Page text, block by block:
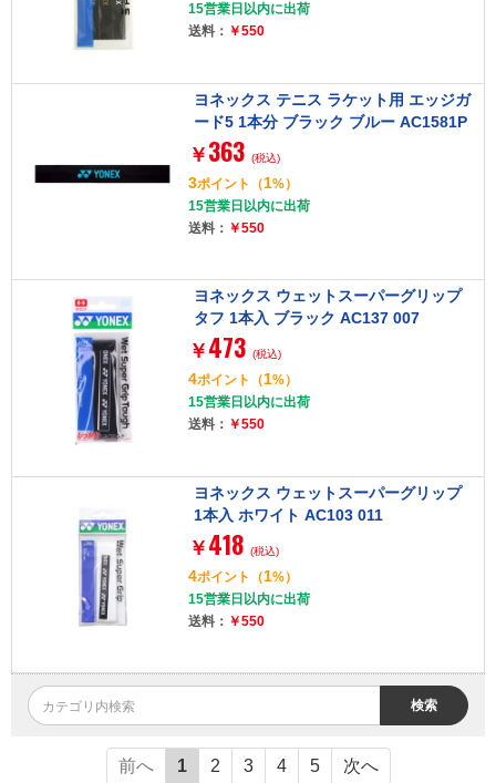
15営業日以内に出荷
送料： ￥550
ヨネックス テニス ラケット用 エッジガ
ード5 1本分 ブラック ブルー AC1581P
188
￥ 363 (税込)
3ポイント （1%）
15営業日以内に出荷
送料： ￥550
ヨネックス ウェットスーパーグリップ
タフ 1本入 ブラック AC137 007
￥ 473 (税込)
4ポイント （1%）
15営業日以内に出荷
送料： ￥550
ヨネックス ウェットスーパーグリップ
1本入 ホワイト AC103 011
￥ 418 (税込)
4ポイント （1%）
15営業日以内に出荷
送料： ￥550
検索
前へ 1 2 3 4 5 次へ